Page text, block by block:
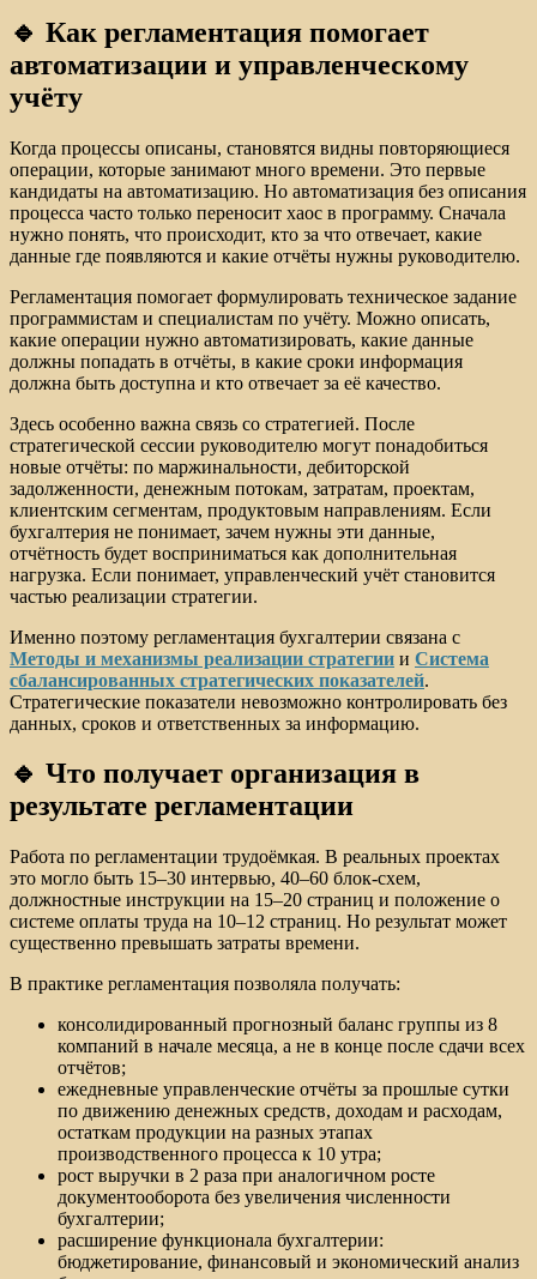
🔹 Как регламентация помогает
автоматизации и управленческому
учёту
Когда процессы описаны, становятся видны повторяющиеся
операции, которые занимают много времени. Это первые
кандидаты на автоматизацию. Но автоматизация без описания
процесса часто только переносит хаос в программу. Сначала
нужно понять, что происходит, кто за что отвечает, какие
данные где появляются и какие отчёты нужны руководителю.
Регламентация помогает формулировать техническое задание
программистам и специалистам по учёту. Можно описать,
какие операции нужно автоматизировать, какие данные
должны попадать в отчёты, в какие сроки информация
должна быть доступна и кто отвечает за её качество.
Здесь особенно важна связь со стратегией. После
стратегической сессии руководителю могут понадобиться
новые отчёты: по маржинальности, дебиторской
задолженности, денежным потокам, затратам, проектам,
клиентским сегментам, продуктовым направлениям. Если
бухгалтерия не понимает, зачем нужны эти данные,
отчётность будет восприниматься как дополнительная
нагрузка. Если понимает, управленческий учёт становится
частью реализации стратегии.
Именно поэтому регламентация бухгалтерии связана с
Методы и механизмы реализации стратегии и Система
сбалансированных стратегических показателей.
Стратегические показатели невозможно контролировать без
данных, сроков и ответственных за информацию.
🔹 Что получает организация в
результате регламентации
Работа по регламентации трудоёмкая. В реальных проектах
это могло быть 15–30 интервью, 40–60 блок-схем,
должностные инструкции на 15–20 страниц и положение о
системе оплаты труда на 10–12 страниц. Но результат может
существенно превышать затраты времени.
В практике регламентация позволяла получать:
консолидированный прогнозный баланс группы из 8
компаний в начале месяца, а не в конце после сдачи всех
отчётов;
ежедневные управленческие отчёты за прошлые сутки
по движению денежных средств, доходам и расходам,
остаткам продукции на разных этапах
производственного процесса к 10 утра;
рост выручки в 2 раза при аналогичном росте
документооборота без увеличения численности
бухгалтерии;
расширение функционала бухгалтерии:
бюджетирование, финансовый и экономический анализ